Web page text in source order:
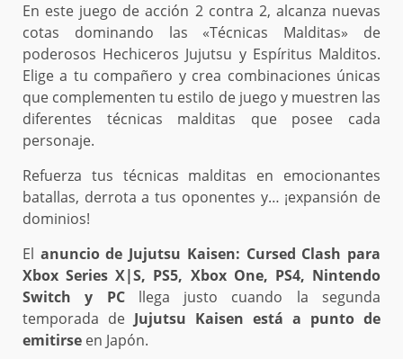
En este juego de acción 2 contra 2, alcanza nuevas
cotas dominando las «Técnicas Malditas» de
poderosos Hechiceros Jujutsu y Espíritus Malditos.
Elige a tu compañero y crea combinaciones únicas
que complementen tu estilo de juego y muestren las
diferentes técnicas malditas que posee cada
personaje.
Refuerza tus técnicas malditas en emocionantes
batallas, derrota a tus oponentes y… ¡expansión de
dominios!
El anuncio de Jujutsu Kaisen: Cursed Clash para
Xbox Series X|S, PS5, Xbox One, PS4, Nintendo
Switch y PCllega justo cuando la segunda
temporada de Jujutsu Kaisen está a punto de
emitirse en Japón.